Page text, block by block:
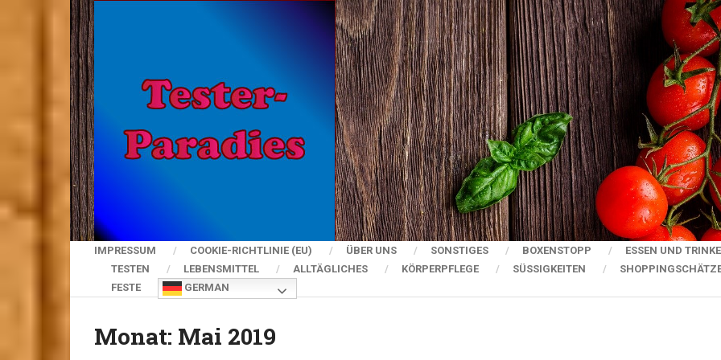
IMPRESSUM COOKIE-RICHTLINIE (EU) ÜBER UNS SONSTIGES BOXENSTOPP
ESSEN UND
TESTEN
LEBENSMITTEL ALLTÄGLICHES KÖRPERPFLEGE SÜSSIGKEITEN
FESTE
GERMAN
Monat: Mai 2019